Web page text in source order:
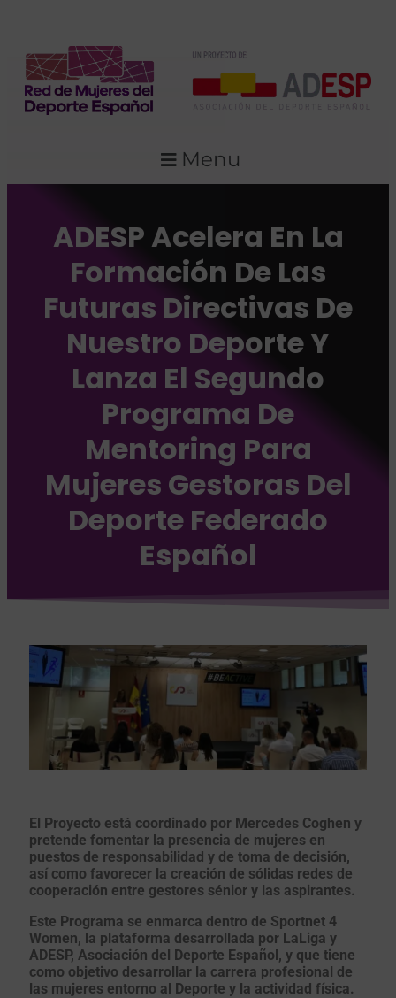
Menu
ADESP Acelera En La
Formación De Las
Futuras Directivas De
Nuestro Deporte Y
Lanza El Segundo
Programa De
Mentoring Para
Mujeres Gestoras Del
Deporte Federado
Español
El Proyecto está coordinado por Mercedes Coghen y
pretende fomentar la presencia de mujeres en
puestos de responsabilidad y de toma de decisión,
así como favorecer la creación de sólidas redes de
cooperación entre gestores sénior y las aspirantes.
Este Programa se enmarca dentro de Sportnet 4
Women, la plataforma desarrollada por LaLiga y
ADESP, Asociación del Deporte Español, y que tiene
como objetivo desarrollar la carrera profesional de
las mujeres entorno al Deporte y la actividad física.